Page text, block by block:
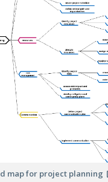
map for project planning